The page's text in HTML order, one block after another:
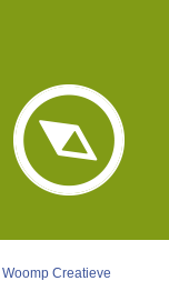
Woomp Creatieve